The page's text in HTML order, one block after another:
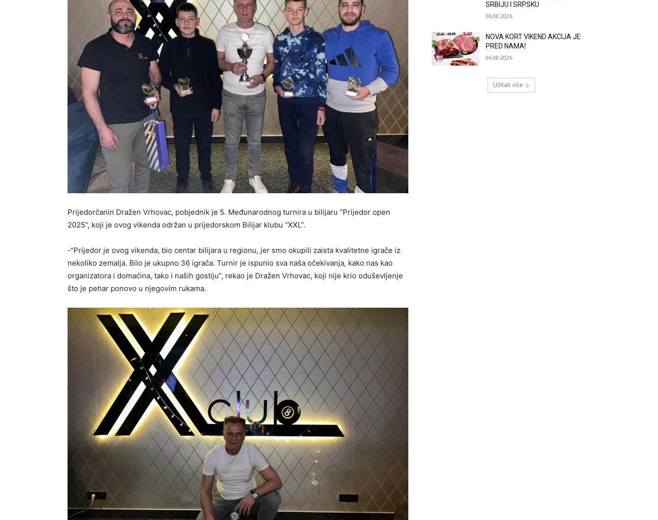
Prijedorčanin Dražen Vrhovac, pobjednik je 5. Međunarodnog turnira u bilijaru “Prijedor open
2025”, koji je ovog vikenda održan u prijedorskom Bilijar klubu “XXL”.
-“Prijedor je ovog vikenda, bio centar bilijara u regionu, jer smo okupili zaista kvalitetne igrače iz
nekoliko zemalja. Bilo je ukupno 36 igrača. Turnir je ispunio sva naša očekivanja, kako nas kao
organizatora i domaćina, tako i naših gostiju”, rekao je Dražen Vrhovac, koji nije krio oduševljenje
što je pehar ponovo u njegovim rukama.
SRBIJU I SRPSKU
06.08.2026.
NOVA KORT VIKEND AKCIJA JE
PRED NAMA!
06.08.2026.
Učitati više